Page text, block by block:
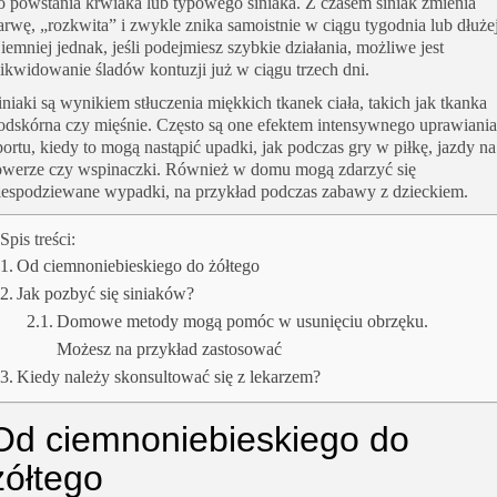
„rozkwita” i zwykle znika samoistnie w ciągu tygodnia lub
jednak, jeśli podejmiesz szybkie działania, możliwe jest
śladów kontuzji już w ciągu trzech dni.
są wynikiem stłuczenia miękkich tkanek ciała, takich jak tkanka
czy mięśnie. Często są one efektem intensywnego uprawiania
kiedy to mogą nastąpić upadki, jak podczas gry w piłkę, jazdy na
czy wspinaczki. Również w domu mogą zdarzyć się
wypadki, na przykład podczas zabawy z dzieckiem.
Spis treści:
Od ciemnoniebieskiego do żółtego
Jak pozbyć się siniaków?
Domowe metody mogą pomóc w usunięciu obrzęku.
Możesz na przykład zastosować
Kiedy należy skonsultować się z lekarzem?
ciemnoniebieskiego do